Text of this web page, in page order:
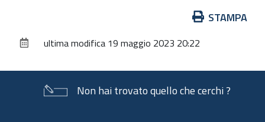
documento
STAMPA
ultima modifica 19 maggio 2023 20:22
Non hai trovato quello che cerchi ?